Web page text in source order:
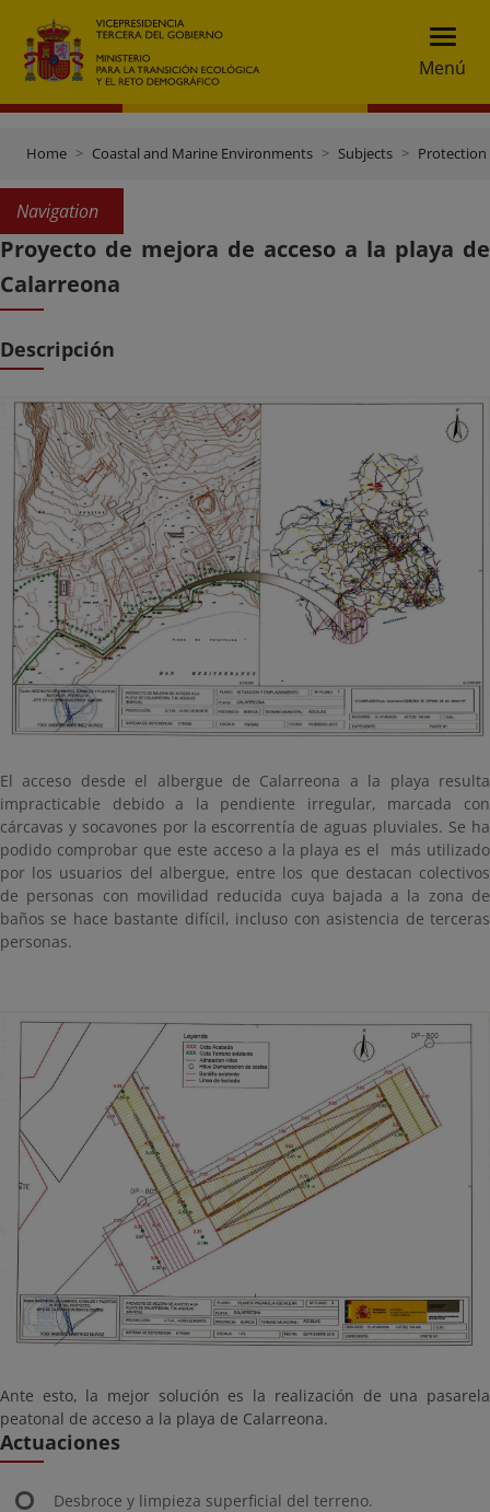
Menú
Home Coastal and Marine Environments Subjects
Navigation
Proyecto de mejora de acceso a la playa de
Calarreona
Descripción
El acceso desde el albergue de Calarreona a la playa resulta
impracticable debido a la pendiente irregular, marcada con
cárcavas y socavones por la escorrentía de aguas pluviales. Se ha
podido comprobar que este acceso a la playa es el más utilizado
por los usuarios del albergue, entre los que destacan colectivos
de personas con movilidad reducida cuya bajada a la zona de
baños se hace bastante difícil, incluso con asistencia de terceras
personas.
Ante esto, la mejor solución es la realización de una pasarela
peatonal de acceso a la playa de Calarreona.
Actuaciones
Desbroce y limpieza superficial del terreno.